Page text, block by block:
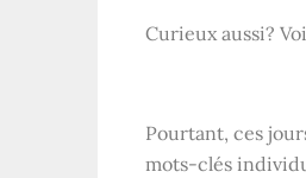
Curieux aussi?
Pourtant, ces
mots-clés